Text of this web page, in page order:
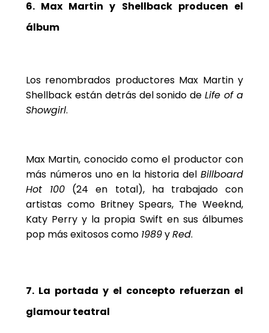
6. Max Martin y Shellback producen el
álbum
Los renombrados productores Max Martin y
Shellback están detrás del sonido deLife of a
Showgirl.
Max Martin, conocido como el productor con
más números uno en la historia delBillboard
Hot 100(24 en total), ha trabajado con
artistas como Britney Spears, The Weeknd,
Katy Perry y la propia Swift en sus álbumes
pop más exitosos como 1989yRed.
7. La portada y el concepto refuerzan el
glamour teatral